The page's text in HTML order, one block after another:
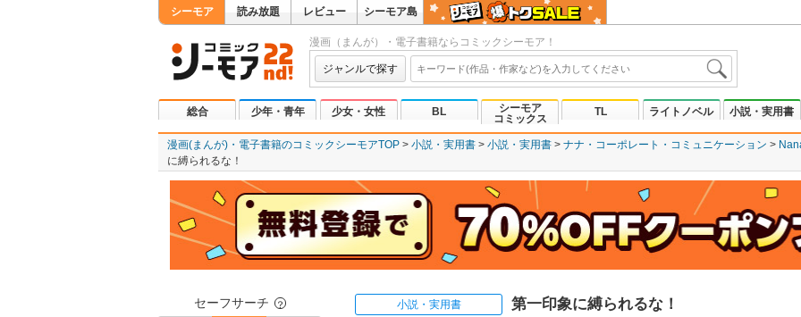
シーモア 読み放題 レビュー シーモア島
漫画（まんが）・電子書籍ならコミックシーモア！
ジャンルで探す
総合 少年・青年 少女・女性 BL
シーモア
コミックス
TL ライトノベル 小説・実用書
漫画(まんが)・電子書籍のコミックシーモアTOP 小説・実用書 小説・実用書 ナナ・コーポレート・コミュニケーション
に縛られるな！
セーフサーチ ？ 小説・実用書 第一印象に縛られるな！